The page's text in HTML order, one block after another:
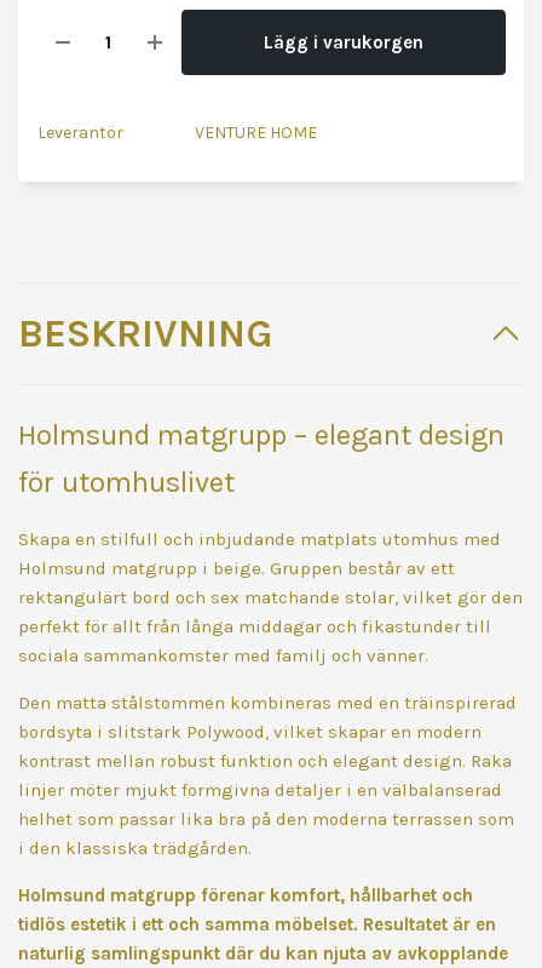
Lägg i varukorgen
Leverantör VENTURE HOME
BESKRIVNING
Holmsund matgrupp – elegant design
för utomhuslivet
Skapa en stilfull och inbjudande matplats utomhus med
Holmsund matgrupp i beige. Gruppen består av ett
rektangulärt bord och sex matchande stolar, vilket gör den
perfekt för allt från långa middagar och fikastunder till
sociala sammankomster med familj och vänner.
Den matta stålstommen kombineras med en träinspirerad
bordsyta i slitstark Polywood, vilket skapar en modern
kontrast mellan robust funktion och elegant design. Raka
linjer möter mjukt formgivna detaljer i en välbalanserad
helhet som passar lika bra på den moderna terrassen som
i den klassiska trädgården.
Holmsund matgrupp förenar komfort, hållbarhet och
tidlös estetik i ett och samma möbelset. Resultatet är en
naturlig samlingspunkt där du kan njuta av avkopplande